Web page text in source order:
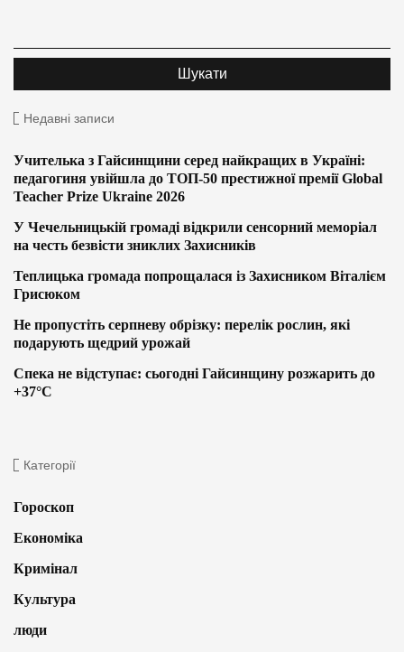
Недавні записи
Учителька з Гайсинщини серед найкращих в Україні:
педагогиня увійшла до ТОП-50 престижної премії Global
Teacher Prize Ukraine 2026
У Чечельницькій громаді відкрили сенсорний меморіал
на честь безвісти зниклих Захисників
Теплицька громада попрощалася із Захисником Віталієм
Грисюком
Не пропустіть серпневу обрізку: перелік рослин, які
подарують щедрий урожай
Спека не відступає: сьогодні Гайсинщину розжарить до
+37°C
Категорії
Гороскоп
Економіка
Кримінал
Культура
люди